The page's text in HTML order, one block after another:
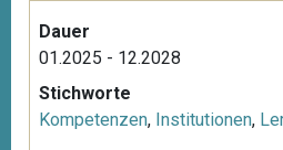
Dauer
01.2025 - 12.2028
Stichworte
Kompetenzen, Institutionen,